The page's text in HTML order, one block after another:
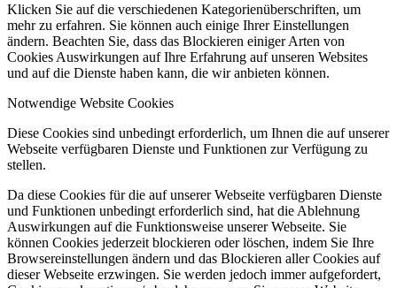
Klicken Sie auf die verschiedenen Kategorienüberschriften, um
mehr zu erfahren. Sie können auch einige Ihrer Einstellungen
ändern. Beachten Sie, dass das Blockieren einiger Arten von
Cookies Auswirkungen auf Ihre Erfahrung auf unseren Websites
und auf die Dienste haben kann, die wir anbieten können.
Notwendige Website Cookies
Diese Cookies sind unbedingt erforderlich, um Ihnen die auf unserer
Webseite verfügbaren Dienste und Funktionen zur Verfügung zu
stellen.
Da diese Cookies für die auf unserer Webseite verfügbaren Dienste
und Funktionen unbedingt erforderlich sind, hat die Ablehnung
Auswirkungen auf die Funktionsweise unserer Webseite. Sie
können Cookies jederzeit blockieren oder löschen, indem Sie Ihre
Browsereinstellungen ändern und das Blockieren aller Cookies auf
dieser Webseite erzwingen. Sie werden jedoch immer aufgefordert,